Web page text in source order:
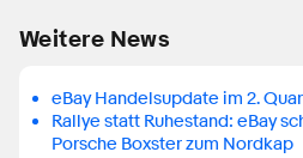
Weitere News
eBay Handelsupdate im 2.
Rallye statt Ruhestand: eBay
Porsche Boxster zum Nordkap